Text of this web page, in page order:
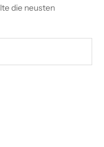
die neusten